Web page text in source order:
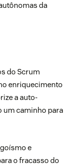
da
do Scrum
enriquecimento
a auto-
um caminho para
e
o fracasso do